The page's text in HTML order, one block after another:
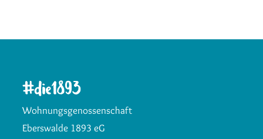
Wohnungsgenossenschaft
Eberswalde 1893 eG